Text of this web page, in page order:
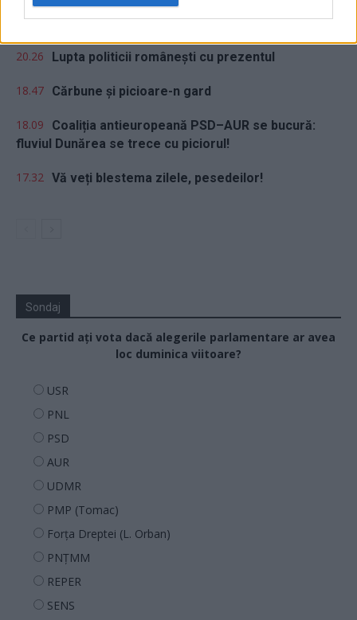
24 de ore
20.26 Lupta politicii românești cu prezentul
18.47 Cărbune și picioare-n gard
18.09
Coaliția antieuropeană PSD–AUR se bucură:
fluviul Dunărea se trece cu piciorul!
17.32 Vă veți blestema zilele, pesedeilor!
Sondaj
Ce partid ați vota dacă alegerile parlamentare ar avea
loc duminica viitoare?
USR
PNL
PSD
AUR
UDMR
PMP (Tomac)
Forța Dreptei (L. Orban)
PNȚMM
REPER
SENS